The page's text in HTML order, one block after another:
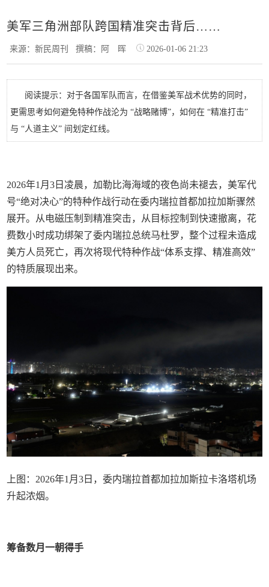
美军三角洲部队跨国精准突击背后……
来源：新民周刊撰稿：阿 晖 2026-01-06 21:23
阅读提示：对于各国军队而言，在借鉴美军战术优势的同时，
更需思考如何避免特种作战沦为 “战略赌博”，如何在 “精准打击”
与 “人道主义” 间划定红线。
2026年1月3日凌晨，加勒比海海域的夜色尚未褪去，美军代
号“绝对决心”的特种作战行动在委内瑞拉首都加拉加斯骤然
展开。从电磁压制到精准突击，从目标控制到快速撤离，花
费数小时成功绑架了委内瑞拉总统马杜罗，整个过程未造成
美方人员死亡，再次将现代特种作战“体系支撑、精准高效”
的特质展现出来。
上图：2026年1月3日，委内瑞拉首都加拉加斯拉卡洛塔机场
升起浓烟。
筹备数月一朝得手